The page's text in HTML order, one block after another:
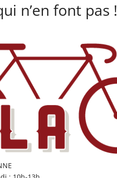
n’en font pas !